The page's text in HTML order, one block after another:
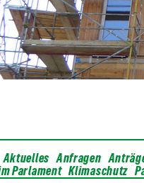
Aktuelles Anfragen
Parlament Klimaschutz